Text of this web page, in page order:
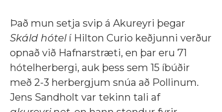
Það mun setja svip á Akureyri þegar
Skáld hótelí Hilton Curio keðjunni verður
opnað við Hafnarstræti, en þar eru 71
hótelherbergi, auk þess sem 15 íbúðir
með 2-3 herbergjum snúa að Pollinum.
Jens Sandholt var tekinn tali af